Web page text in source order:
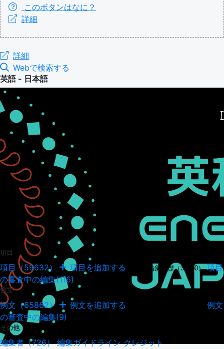
このボタンはなに？
詳細
詳細
Webで検索する
英語 - 日本語
項目
項目（59632） 項目を追加する 項目の編集履歴（34950） 項目
の審査中の編集(116)
例文
例文（65862） 例文を追加する
例文
の審査中の編集(9)
その他
編集者（726）編集ガイドラインクレジット